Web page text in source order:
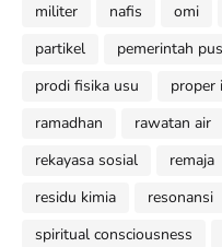
militer
nafis omi
partikel
pemerintah
prodi fisika usu
proper
ramadhan
rawatan air
rekayasa sosial
remaja
residu kimia
resonansi
spiritual consciousness